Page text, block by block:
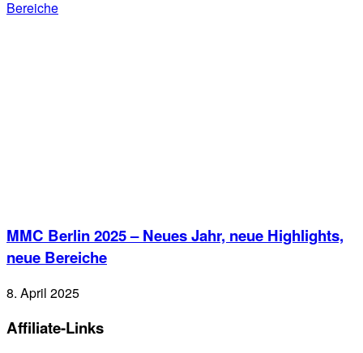
MMC Berlin 2025 – Neues Jahr, neue Highlights,
neue Bereiche
8. April 2025
Affiliate-Links